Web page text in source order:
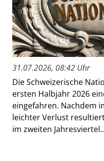
31.07.2026, 08:42 Uhr
Die Schweizerische
ersten Halbjahr 2026
eingefahren. Nachdem
leichter Verlust
im zweiten